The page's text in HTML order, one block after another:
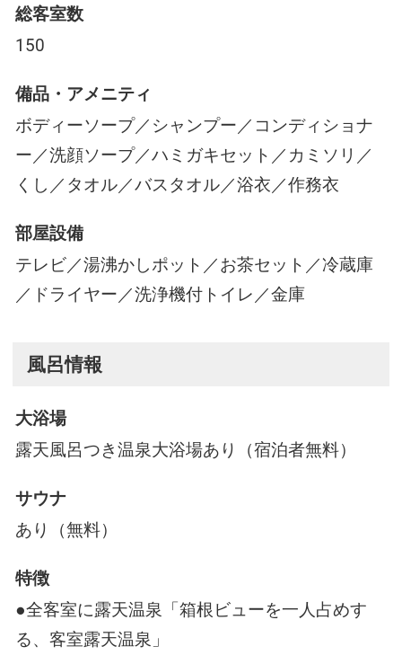
総客室数
150
備品・アメニティ
ボディーソープ／シャンプー／コンディショナ
ー／洗顔ソープ／ハミガキセット／カミソリ／
くし／タオル／バスタオル／浴衣／作務衣
部屋設備
テレビ／湯沸かしポット／お茶セット／冷蔵庫
／ドライヤー／洗浄機付トイレ／金庫
風呂情報
大浴場
露天風呂つき温泉大浴場あり（宿泊者無料）
サウナ
あり（無料）
特徴
●全客室に露天温泉「箱根ビューを一人占めす
る、客室露天温泉」